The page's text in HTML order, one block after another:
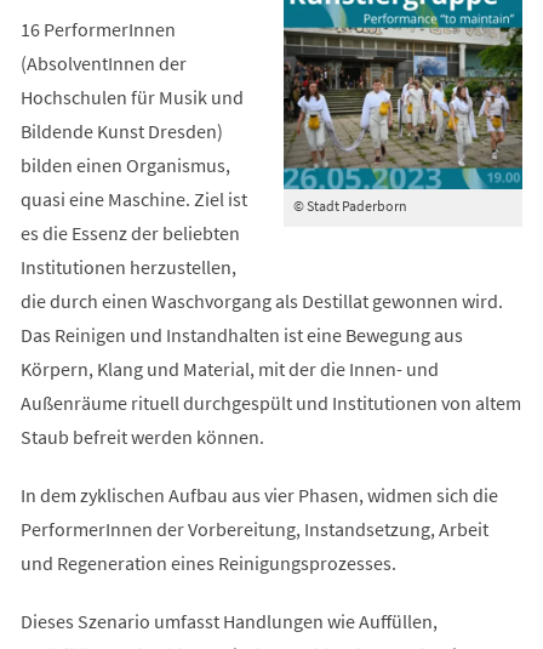
© Stadt Paderborn
16 PerformerInnen
(AbsolventInnen der
Hochschulen für Musik und
Bildende Kunst Dresden)
bilden einen Organismus,
quasi eine Maschine. Ziel ist
es die Essenz der beliebten
Institutionen herzustellen,
die durch einen Waschvorgang als Destillat gewonnen wird.
Das Reinigen und Instandhalten ist eine Bewegung aus
Körpern, Klang und Material, mit der die Innen- und
Außenräume rituell durchgespült und Institutionen von altem
Staub befreit werden können.
In dem zyklischen Aufbau aus vier Phasen, widmen sich die
PerformerInnen der Vorbereitung, Instandsetzung, Arbeit
und Regeneration eines Reinigungsprozesses.
Dieses Szenario umfasst Handlungen wie Auffüllen,